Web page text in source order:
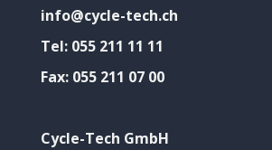
info@cycle-tech.ch
Tel: 055 211 11 11
Fax: 055 211 07 00
Cycle-Tech GmbH